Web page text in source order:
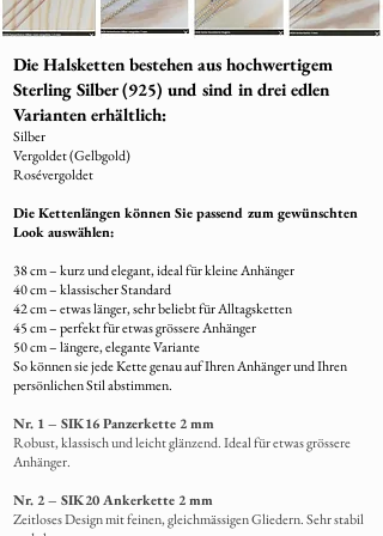
Die aktuelle Fertigungszeit beträgt 5–6
Auftragslage.
7. Versand Ihres Schmuckstücks
Nach Fertigstellung wird Ihr Schmuckstück
liebevoll verpackt und per A+ Post
(Einwurfeinschreiben)versendet.
8. Rücksendung von Restmaterial
selbstverständlichmit dem fertigen
Schmuck zurückgeschickt.
Die Halsketten bestehen aus hochwertigem
Sterling Silber (925) und sind in drei edlen
Varianten erhältlich:
Silber
Vergoldet (Gelbgold)
Rosévergoldet
Die Kettenlängen können Sie passend zum gewünschten
Look auswählen:
38 cm – kurz und elegant, ideal für kleine Anhänger
40 cm – klassischer Standard
42 cm – etwas länger, sehr beliebt für Alltagsketten
45 cm – perfekt für etwas grössere Anhänger
50 cm – längere, elegante Variante
So können sie jede Kette genau auf Ihren Anhänger und Ihren
persönlichen Stil abstimmen.
Nr. 1 – SIK16 Panzerkette 2 mm
Robust, klassisch und leicht glänzend. Ideal für etwas grössere
Anhänger.
Nr. 2 – SIK20 Ankerkette 2 mm
Zeitloses Design mit feinen, gleichmässigen Gliedern. Sehr stabil